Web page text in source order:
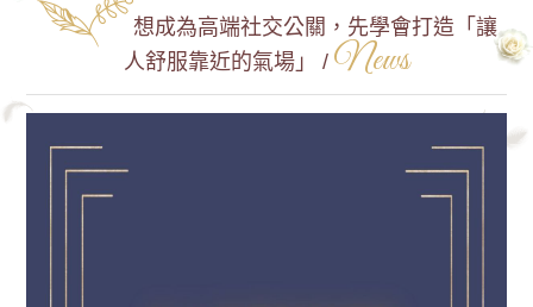
想成為高端社交公關，先學會打造「讓
人舒服靠近的氣場」 / News